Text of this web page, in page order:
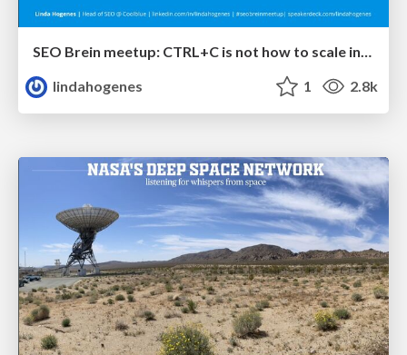
SEO Brein meetup: CTRL+C is not how to scale international SEO
lindahogenes
1 2.8k